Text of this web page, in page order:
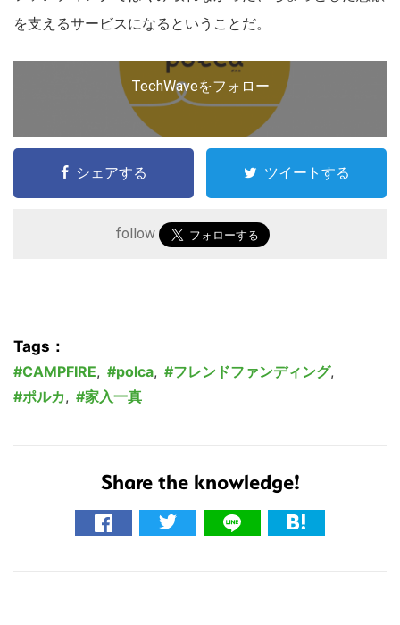
を支えるサービスになるということだ。
TechWaveをフォロー
シェアする ツイートする
follow
Tags：
CAMPFIRE, polca, フレンドファンディング,
ポルカ, 家入一真
Share the knowledge!
の
イ
る